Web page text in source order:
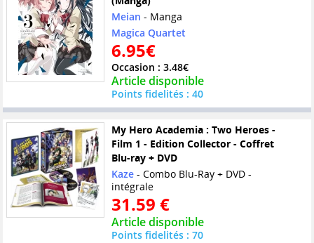
Meian - Manga
Magica Quartet
6.95€
Occasion : 3.48€
Article disponible
Points fidelités : 40
My Hero Academia : Two Heroes -
Film 1 - Edition Collector - Coffret
Blu-ray + DVD
Kaze- Combo Blu-Ray + DVD -
intégrale
31.59 €
Article disponible
Points fidelités : 70